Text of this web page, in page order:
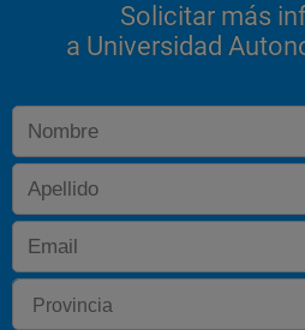
Solicitar más
a Universidad